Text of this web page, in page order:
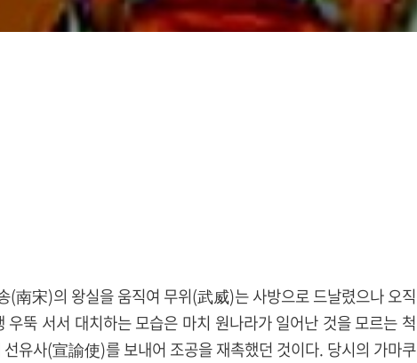
(南宋)의 왕실을 움직여 무위(武威)는 사방으로 드날렸으나 오직
우뚝 서서 대치하는 모습은 마치 원나라가 일어난 것을 모르는 척
유사(宣諭使)를 보내어 조공을 재촉했던 것이다. 당시의 가마쿠